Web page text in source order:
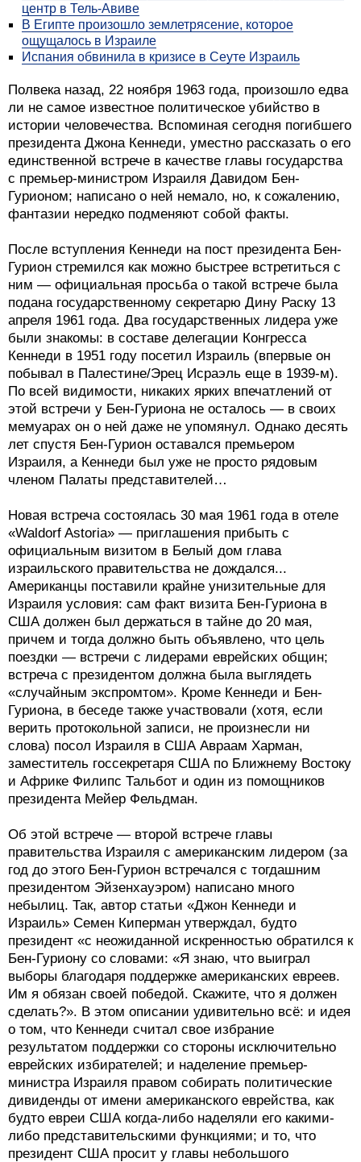
центр в Тель-Авиве
В Египте произошло землетрясение, которое
ощущалось в Израиле
Испания обвинила в кризисе в Сеуте Израиль
Полвека назад, 22 ноября 1963 года, произошло едва
ли не самое известное политическое убийство в
истории человечества. Вспоминая сегодня погибшего
президента Джона Кеннеди, уместно рассказать о его
единственной встрече в качестве главы государства
с премьер-министром Израиля Давидом Бен-
Гурионом; написано о ней немало, но, к сожалению,
фантазии нередко подменяют собой факты.
После вступления Кеннеди на пост президента Бен-
Гурион стремился как можно быстрее встретиться с
ним — официальная просьба о такой встрече была
подана государственному секретарю Дину Раску 13
апреля 1961 года. Два государственных лидера уже
были знакомы: в составе делегации Конгресса
Кеннеди в 1951 году посетил Израиль (впервые он
побывал в Палестине/Эрец Исраэль еще в 1939-м).
По всей видимости, никаких ярких впечатлений от
этой встречи у Бен-Гуриона не осталось — в своих
мемуарах он о ней даже не упомянул. Однако десять
лет спустя Бен-Гурион оставался премьером
Израиля, а Кеннеди был уже не просто рядовым
членом Палаты представителей…
Новая встреча состоялась 30 мая 1961 года в отеле
«Waldorf Astoria» — приглашения прибыть с
официальным визитом в Белый дом глава
израильского правительства не дождался...
Американцы поставили крайне унизительные для
Израиля условия: сам факт визита Бен-Гуриона в
США должен был держаться в тайне до 20 мая,
причем и тогда должно быть объявлено, что цель
поездки — встречи с лидерами еврейских общин;
встреча с президентом должна была выглядеть
«случайным экспромтом». Кроме Кеннеди и Бен-
Гуриона, в беседе также участвовали (хотя, если
верить протокольной записи, не произнесли ни
слова) посол Израиля в США Авраам Харман,
заместитель госсекретаря США по Ближнему Востоку
и Африке Филипс Тальбот и один из помощников
президента Мейер Фельдман.
Об этой встрече — второй встрече главы
правительства Израиля с американским лидером (за
год до этого Бен-Гурион встречался с тогдашним
президентом Эйзенхауэром) написано много
небылиц. Так, автор статьи «Джон Кеннеди и
Израиль» Семен Киперман утверждал, будто
президент «с неожиданной искренностью обратился к
Бен-Гуриону со словами: «Я знаю, что выиграл
выборы благодаря поддержке американских евреев.
Им я обязан своей победой. Скажите, что я должен
сделать?». В этом описании удивительно всё: и идея
о том, что Кеннеди считал свое избрание
результатом поддержки со стороны исключительно
еврейских избирателей; и наделение премьер-
министра Израиля правом собирать политические
дивиденды от имени американского еврейства, как
будто евреи США когда-либо наделяли его какими-
либо представительскими функциями; и то, что
президент США просит у главы небольшого